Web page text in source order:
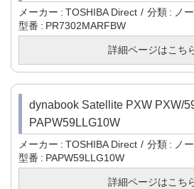
メーカー TOSHIBA Direct 分類
ノ
型番
PR7302MARFBW
詳細ページはこち
dynabook Satellite PXW PXW/
PAPW59LLG10W
メーカー TOSHIBA Direct 分類
ノ
型番
PAPW59LLG10W
詳細ページはこち